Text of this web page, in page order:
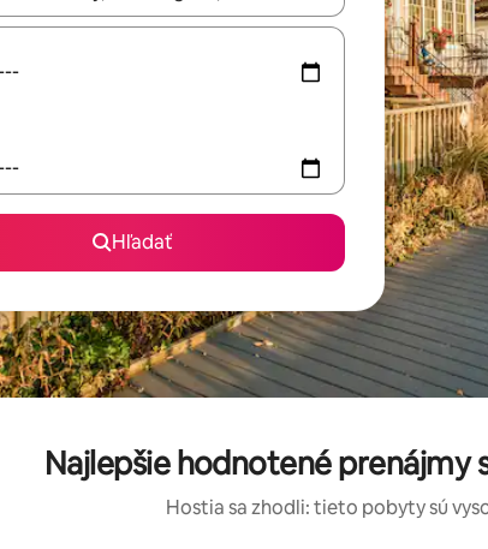
Hľadať
Najlepšie hodnotené prenájmy
Hostia sa zhodli: tieto pobyty sú